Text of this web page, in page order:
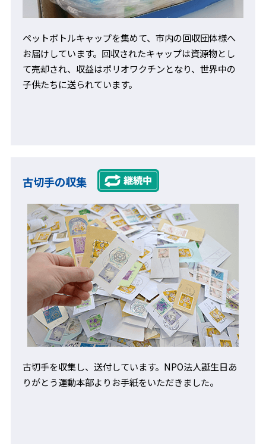
ペットボトルキャップを集めて、市内の回収団体様へ
お届けしています。回収されたキャップは資源物とし
て売却され、収益はポリオワクチンとなり、世界中の
子供たちに送られています。
古切手の収集
古切手を収集し、送付しています。NPO法人誕生日あ
りがとう運動本部よりお手紙をいただきました。